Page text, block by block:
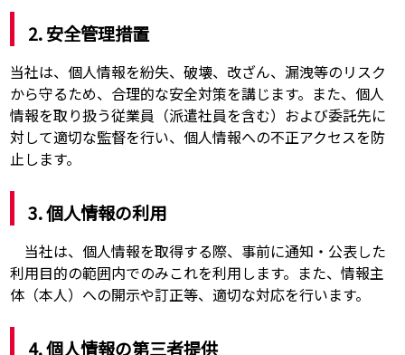
2. 安全管理措置
当社は、個人情報を紛失、破壊、改ざん、漏洩等のリスク
から守るため、合理的な安全対策を講じます。また、個人
情報を取り扱う従業員（派遣社員を含む）および委託先に
対して適切な監督を行い、個人情報への不正アクセスを防
止します。
3. 個人情報の利用
当社は、個人情報を取得する際、事前に通知・公表した
利用目的の範囲内でのみこれを利用します。また、情報主
体（本人）への開示や訂正等、適切な対応を行います。
4. 個人情報の第三者提供